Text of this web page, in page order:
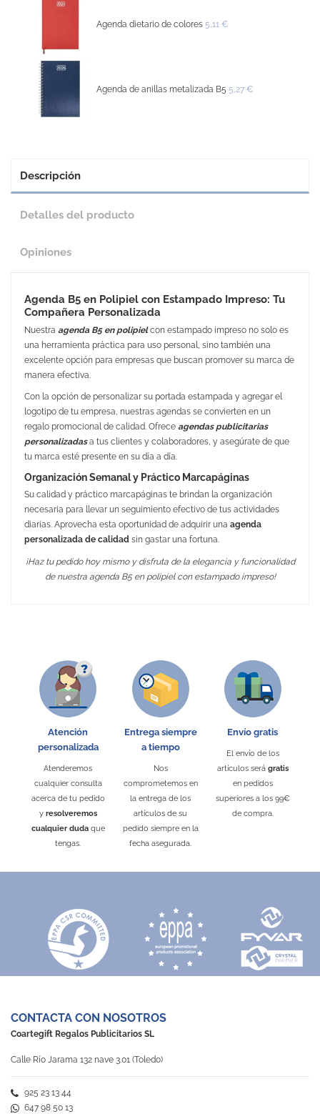
Agenda dietario de colores 5,11 €
Agenda de anillas metalizada B5 5,27 €
Descripción
Detalles del producto
Opiniones
Agenda B5 en Polipiel con Estampado Impreso: Tu
Compañera Personalizada
Nuestra agenda B5 en polipiel con estampado impreso no solo es
una herramienta práctica para uso personal, sino también una
excelente opción para empresas que buscan promover su marca de
manera efectiva.
Con la opción de personalizar su portada estampada y agregar el
logotipo de tu empresa, nuestras agendas se convierten en un
regalo promocional de calidad. Ofrece agendas publicitarias
personalizadasa tus clientes y colaboradores, y asegúrate de que
tu marca esté presente en su día a día.
Organización Semanal y Práctico Marcapáginas
Su calidad y práctico marcapáginas te brindan la organización
necesaria para llevar un seguimiento efectivo de tus actividades
diarias. Aprovecha esta oportunidad de adquirir una agenda
personalizada de calidad sin gastar una fortuna.
¡Haz tu pedido hoy mismo y disfruta de la elegancia y funcionalidad
de nuestra agenda B5 en polipiel con estampado impreso!
Embalaje Unitario SÍ
Área de marcaje 140 x 160 mm
Tipo de marcaje Termograbado
Puedes encontrarlo en: Agendas Semana Vista
Atención
personalizada
Atenderemos
cualquier consulta
acerca de tu pedido
y resolveremos
cualquier dudaque
tengas.
Entrega siempre
a tiempo
Nos
comprometemos en
la entrega de los
artículos de su
pedido siempre en la
fecha asegurada.
Envío gratis
El envío de los
artículos será gratis
en pedidos
superiores a los 99€
de compra.
CONTACTA CON NOSOTROS
Coartegift Regalos Publicitarios SL
Calle Río Jarama 132 nave 3.01 (Toledo)
925 23 13 44
647 98 50 13